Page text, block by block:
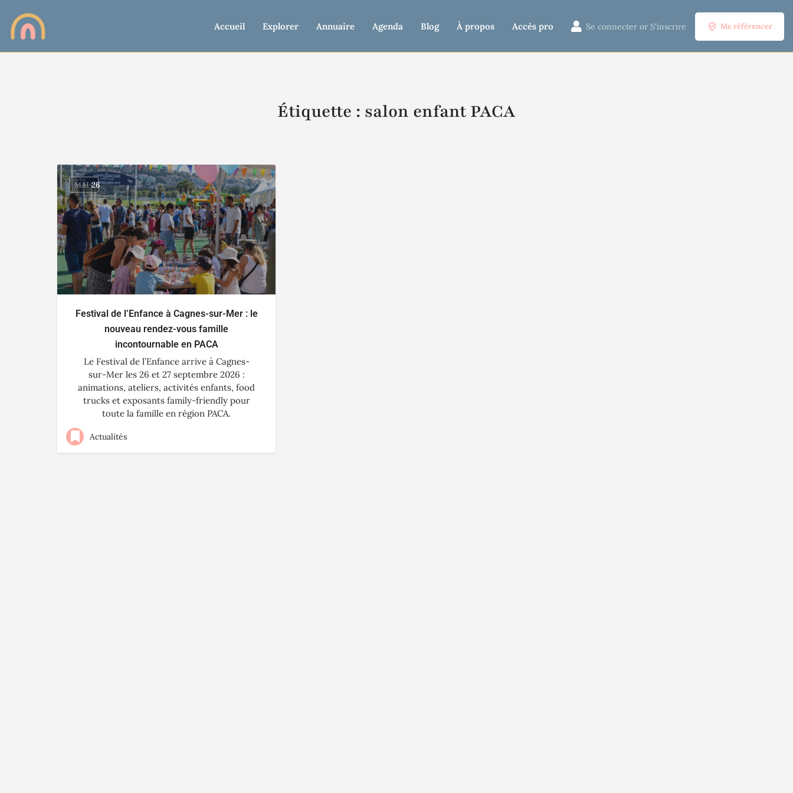
Accueil Explorer Annuaire Agenda Blog À propos Accès pro Se connecter or S'inscrire Me référencer
Étiquette : salon enfant PACA
MAI 26
Festival de l’Enfance à Cagnes-sur-Mer : le
nouveau rendez-vous famille
incontournable en PACA
Le Festival de l’Enfance arrive à Cagnes-
sur-Mer les 26 et 27 septembre 2026 :
animations, ateliers, activités enfants, food
trucks et exposants family-friendly pour
toute la famille en région PACA.
Actualités